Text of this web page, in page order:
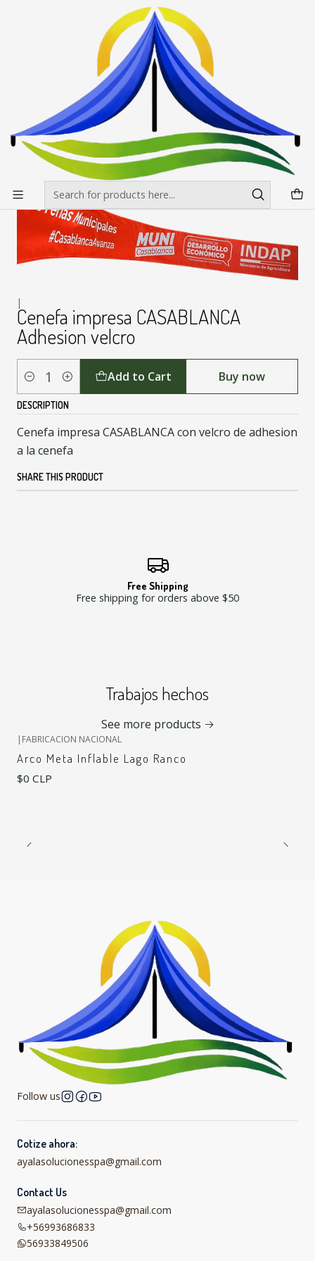
Envíos gratis desde $500.000 en Santiago
Trabajos hechos
Cenefa impresa CASABLANCA Adhesion velcro
|
Cenefa impresa CASABLANCA
Adhesion velcro
Quantity Add to Cart Buy now
DESCRIPTION
Cenefa impresa CASABLANCA con velcro de adhesion
a la cenefa
SHARE THIS PRODUCT
Free Shipping
Free shipping for orders above $50
Trabajos hechos
See more products
| FABRICACION NACIONAL
Arco Meta Inflable Lago Ranco
$0 CLP
Follow us
Cotize ahora:
ayalasolucionesspa@gmail.com
Contact Us
ayalasolucionesspa@gmail.com
+56993686833
56933849506